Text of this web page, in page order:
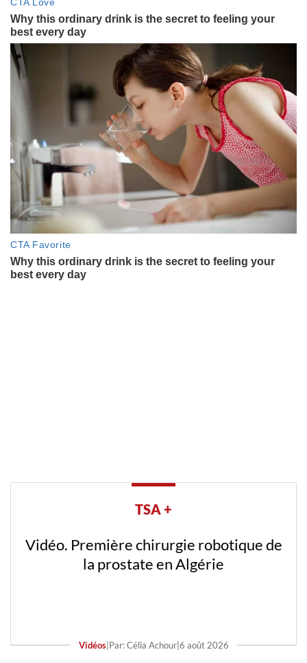
TSA +
Vidéo. Première chirurgie robotique de
la prostate en Algérie
Vidéos| Par: Célia Achour| 6 août 2026